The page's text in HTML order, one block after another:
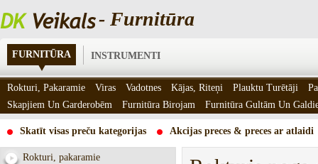
- Furnitūra
FURNITŪRA INSTRUMENTI
Skatīt visas preču kategorijas Akcijas preces & preces ar atlaidi
Rokturi, pakaramie
Rokturi, Pakaramie Viras Vadotnes Kājas, Riteņi Plauktu Turētāji
Skapjiem Un Garderobēm
Furnitūra Birojam Furnitūra Gultām Un